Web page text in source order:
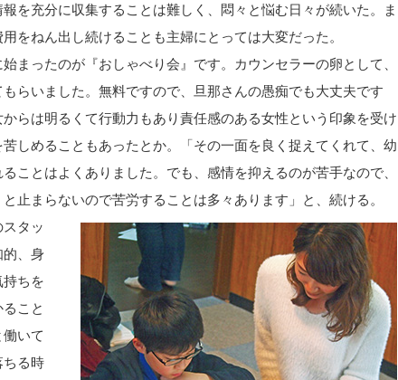
を充分に収集することは難しく、悶々と悩む日々が続いた。ま
をねん出し続けることも主婦にとっては大変だった。
まったのが『おしゃべり会』です。カウンセラーの卵として、
らいました。無料ですので、旦那さんの愚痴でも大丈夫です
らは明るくて行動力もあり責任感のある女性という印象を受け
しめることもあったとか。「その一面を良く捉えてくれて、幼
ことはよくありました。でも、感情を抑えるのが苦手なので、
止まらないので苦労することは多々あります」と、続ける。
タッ
、身
ちを
こと
いて
ちる時